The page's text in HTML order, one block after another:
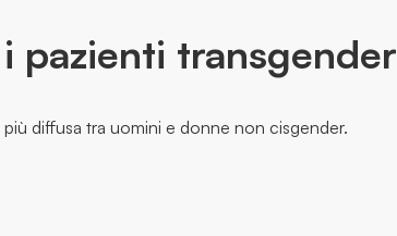
pazienti transgender
diffusa tra uomini e donne non cisgender.